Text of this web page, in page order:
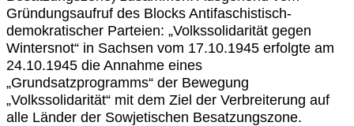
Gründungsaufruf des Blocks Antifaschistisch-
demokratischer Parteien: „Volkssolidarität gegen
Wintersnot“ in Sachsen vom 17.10.1945 erfolgte am
24.10.1945 die Annahme eines
„Grundsatzprogramms“ der Bewegung
„Volkssolidarität“ mit dem Ziel der Verbreiterung auf
alle Länder der Sowjetischen Besatzungszone.